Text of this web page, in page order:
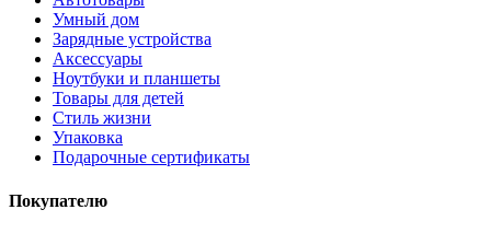
Умный дом
Зарядные устройства
Аксессуары
Ноутбуки и планшеты
Товары для детей
Стиль жизни
Упаковка
Подарочные сертификаты
Покупателю